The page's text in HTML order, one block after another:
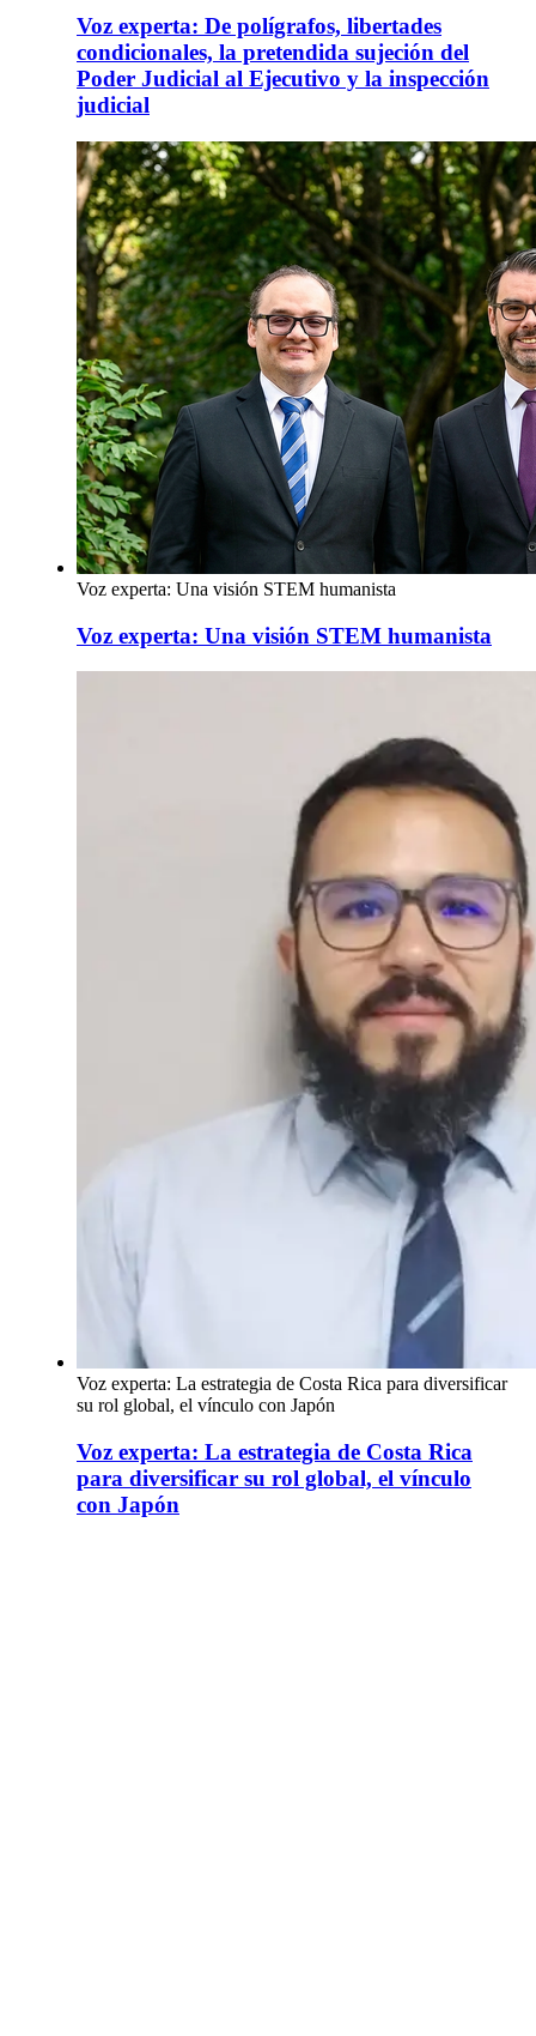
Voz experta: De polígrafos, libertades
condicionales, la pretendida sujeción del
Poder Judicial al Ejecutivo y la inspección
judicial
Voz experta: Una visión STEM humanista
Voz experta: Una visión STEM humanista
Voz experta: La estrategia de Costa Rica para diversificar
su rol global, el vínculo con Japón
Voz experta: La estrategia de Costa Rica
para diversificar su rol global, el vínculo
con Japón